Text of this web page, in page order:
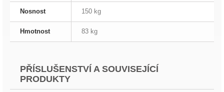
Nosnost 150 kg
Hmotnost 83 kg
PŘÍSLUŠENSTVÍ A SOUVISEJÍCÍ
PRODUKTY